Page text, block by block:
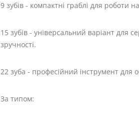
9 зубів - компактні граблі для роботи
15 зубів - універсальний варіант для
зручності.
22 зуба - професійний інструмент для
За типом: